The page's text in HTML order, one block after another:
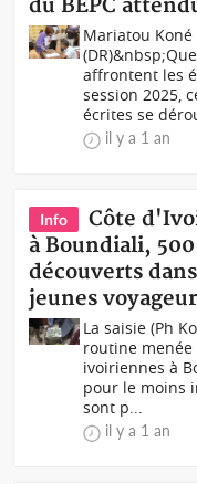
du BEPC
Mariatou Koné
affrontent les
session 2025,
écrites se
il y a 1 an
Info
Côte
à Boundiali,
découverts
jeunes
La saisie (Ph
routine menée
ivoiriennes à
pour le moins
sont p...
il y a 1 an